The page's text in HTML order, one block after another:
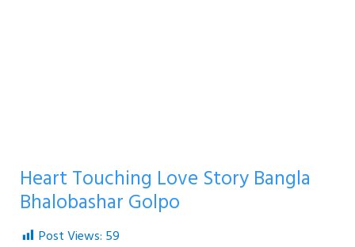
Heart Touching Love Story Bangla
Bhalobashar Golpo
Post Views: 59